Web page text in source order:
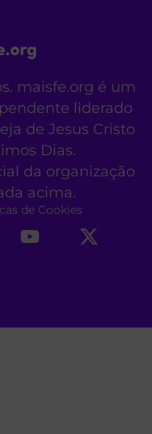
maisfe.org é um
liderado
de Jesus Cristo
Dias.
da organização
acima.
de Cookies